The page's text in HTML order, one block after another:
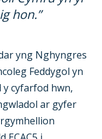
hon.”
yng Nghyngres
Feddygol yn
y cyfarfod hwn,
ar gyfer